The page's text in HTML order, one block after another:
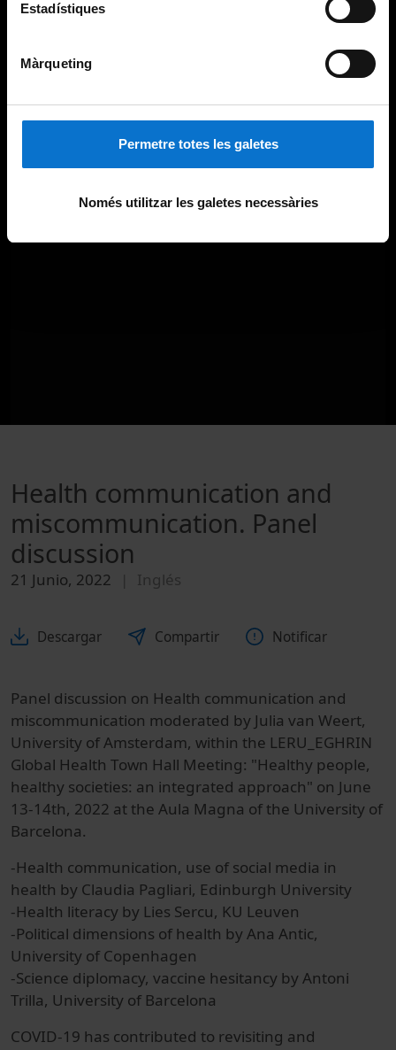
Estadístiques
Màrqueting
Permetre totes les galetes
Només utilitzar les galetes necessàries
Health communication and
miscommunication. Panel
discussion
21 Junio, 2022 Inglés
Descargar Compartir Notificar
Panel discussion on Health communication and
miscommunication moderated by Julia van Weert,
University of Amsterdam, within the LERU_EGHRIN
Global Health Town Hall Meeting: "Healthy people,
healthy societies: an integrated approach" on June
13-14th, 2022 at the Aula Magna of the University of
Barcelona.
-Health communication, use of social media in
health by Claudia Pagliari, Edinburgh University
-Health literacy by Lies Sercu, KU Leuven
-Political dimensions of health by Ana Antic,
University of Copenhagen
-Science diplomacy, vaccine hesitancy by Antoni
Trilla, University of Barcelona
COVID-19 has contributed to revisiting and